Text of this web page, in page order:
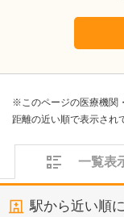
※このページの医療機関
距離の近い順で表示され
一覧表
駅から近い順